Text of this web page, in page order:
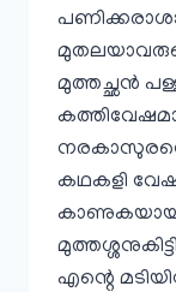
മുത്തച്ഛൻ
കഥകളി
എന്റെ